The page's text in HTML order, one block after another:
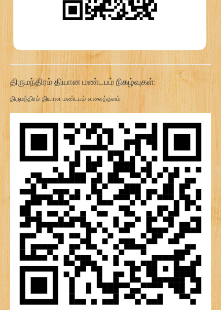
திருமந்திரம் தியான மண்டபம் நிகழ்வுகள்:
திருமந்திரம் தியான மண்டபம் வலைத்தளம்